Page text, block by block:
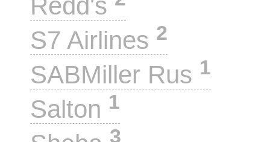
Redd's
S7 Airlines 2
SABMiller Rus 1
Salton 1
3